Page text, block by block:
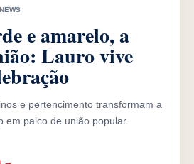
e amarelo, a
Lauro vive
e pertencimento transformam a
em palco de união popular.
→